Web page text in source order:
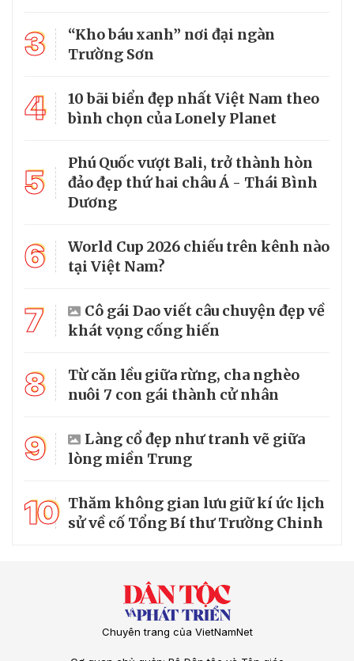
3
“Kho báu xanh” nơi đại ngàn
Trường Sơn
4
10 bãi biển đẹp nhất Việt Nam theo
bình chọn của Lonely Planet
5
Phú Quốc vượt Bali, trở thành hòn
đảo đẹp thứ hai châu Á - Thái Bình
Dương
6
World Cup 2026 chiếu trên kênh nào
tại Việt Nam?
7
Cô gái Dao viết câu chuyện đẹp về
khát vọng cống hiến
8
Từ căn lều giữa rừng, cha nghèo
nuôi 7 con gái thành cử nhân
9
Làng cổ đẹp như tranh vẽ giữa
lòng miền Trung
10 Thăm không gian lưu giữ kí ức lịch
sử về cố Tổng Bí thư Trường Chinh
Chuyên trang của VietNamNet